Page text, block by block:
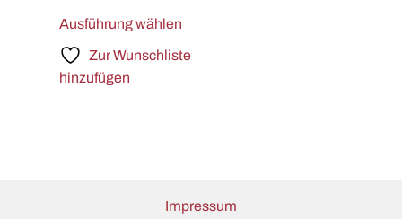
Ausführung wählen
Zur Wunschliste
hinzufügen
Impressum